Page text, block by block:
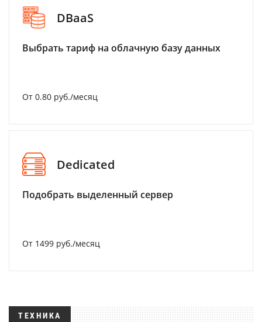
DBaaS
Выбрать тариф на облачную базу данных
От 0.80 руб./месяц
Dedicated
Подобрать выделенный сервер
От 1499 руб./месяц
ТЕХНИКА